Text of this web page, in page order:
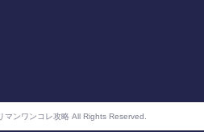
マンワンコレ攻略 All Rights Reserved.